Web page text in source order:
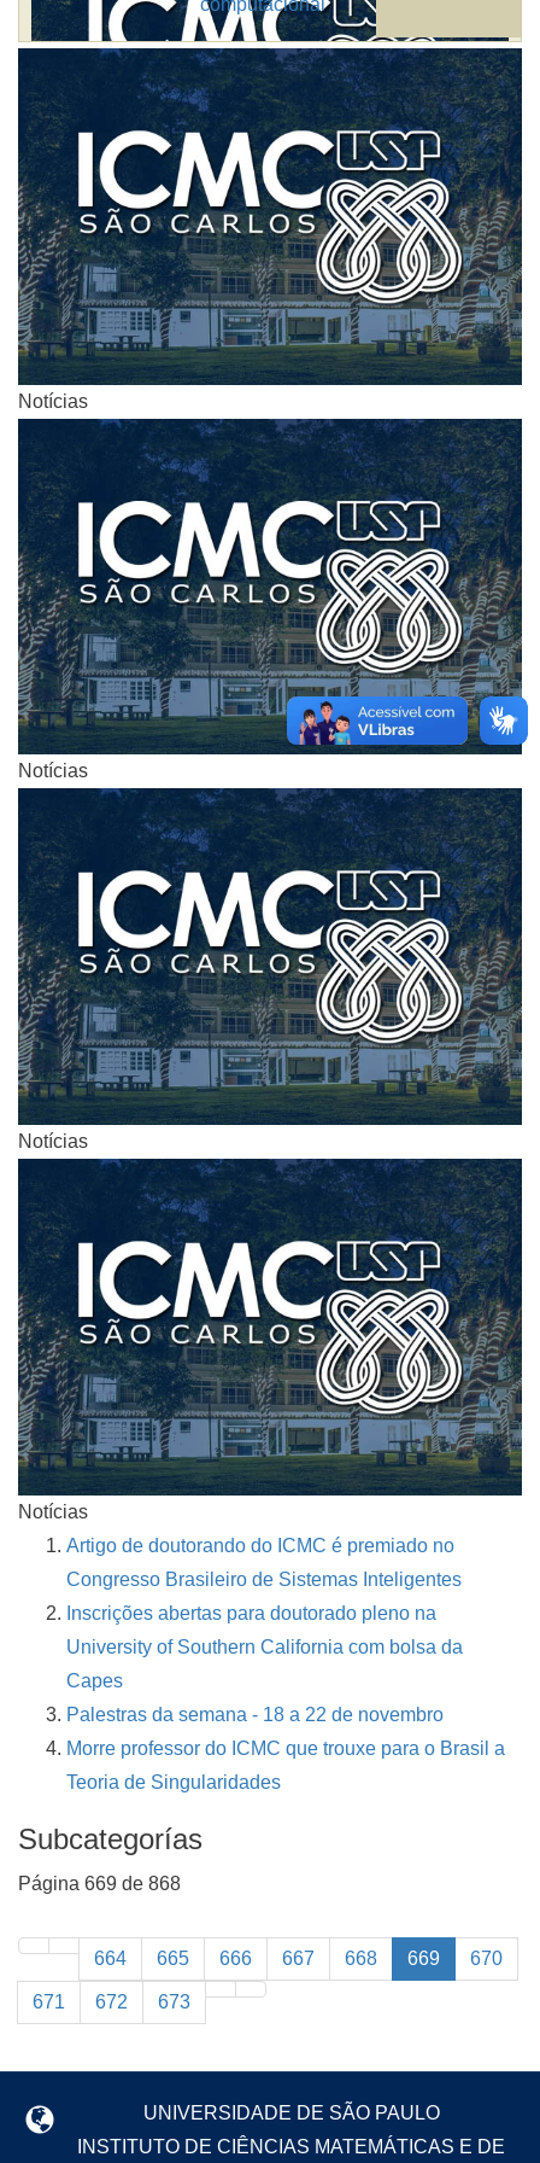
computacional
Notícias
Notícias
Notícias
Notícias
Notícias
Artigo de doutorando do ICMC é premiado no
Congresso Brasileiro de Sistemas Inteligentes
Inscrições abertas para doutorado pleno na
University of Southern California com bolsa da
Capes
Palestras da semana - 18 a 22 de novembro
Morre professor do ICMC que trouxe para o Brasil a
Teoria de Singularidades
Subcategorías
Página 669 de 868
664 665 666 667 668 669 670
671 672 673
UNIVERSIDADE DE SÃO PAULO
INSTITUTO DE CIÊNCIAS MATEMÁTICAS E DE